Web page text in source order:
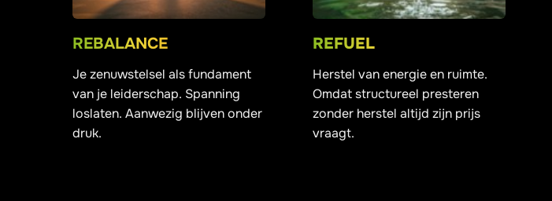
REBALANCE
Je zenuwstelsel als fundament
van je leiderschap. Spanning
loslaten. Aanwezig blijven onder
druk.
REFUEL
Herstel van energie en ruimte.
Omdat structureel presteren
zonder herstel altijd zijn prijs
vraagt.